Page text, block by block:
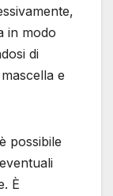
in modo
di
e
possibile
È